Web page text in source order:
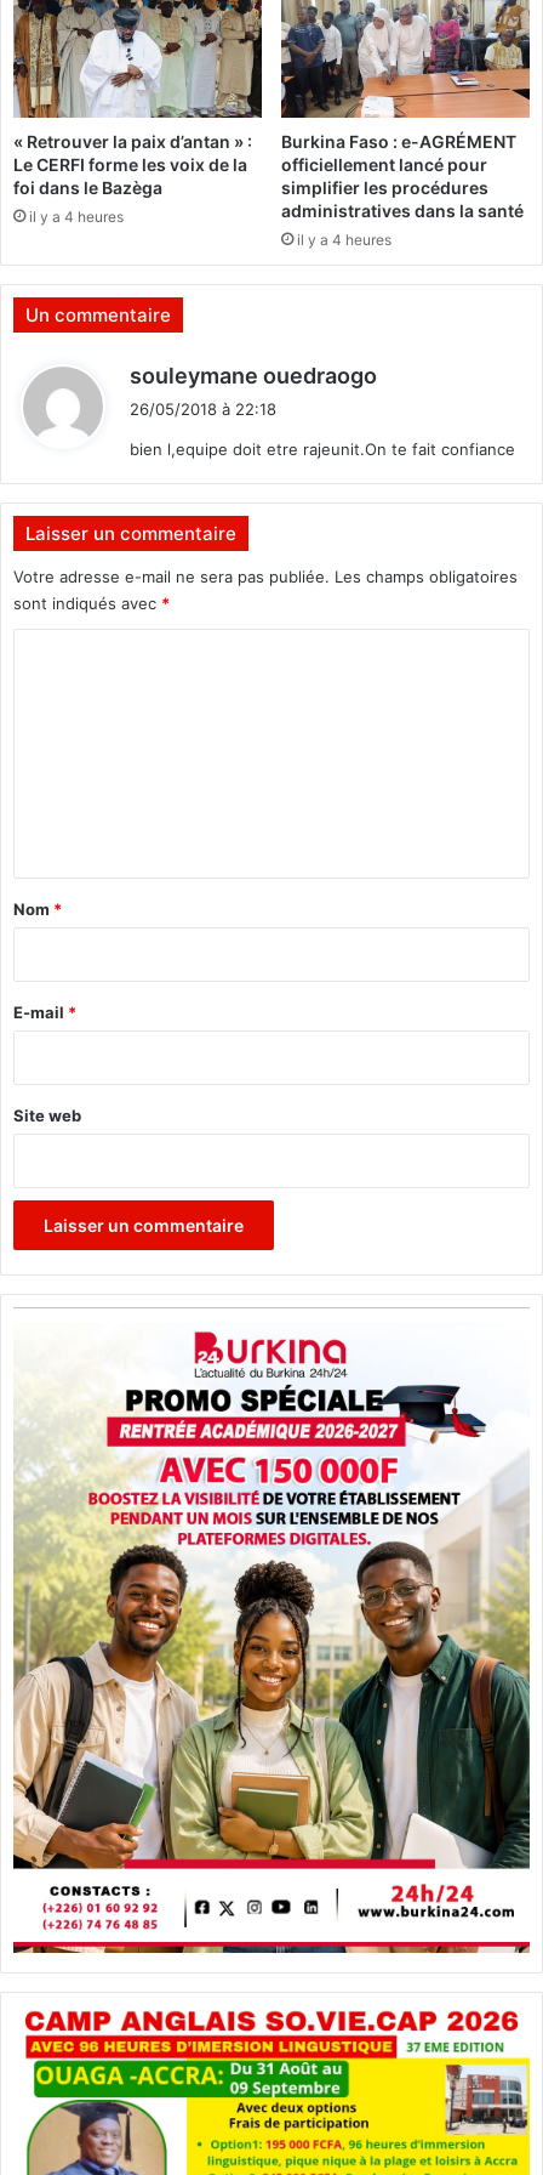
e
d
d
é
g
a
l
i
»
s
d
u
g
u
v
r
m
e
« Retrouver la paix d’antan » :
Le CERFI forme les voix de la
foi dans le Bazèga
il y a 4 heures
Burkina Faso : e-AGRÉMENT
officiellement lancé pour
simplifier les procédures
administratives dans la santé
il y a 4 heures
Un commentaire
souleymane ouedraogo
:
26/05/2018 à 22:18
bien l,equipe doit etre rajeunit.On te fait confiance
Laisser un commentaire
Votre adresse e-mail ne sera pas publiée. Les champs obligatoires
sont indiqués avec *
a
e
Nom *
E-mail *
Site web